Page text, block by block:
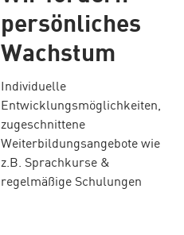
persönliches
Wachstum
Individuelle
Entwicklungsmöglichkeiten,
zugeschnittene
Weiterbildungsangebote wie
z.B. Sprachkurse &
regelmäßige Schulungen